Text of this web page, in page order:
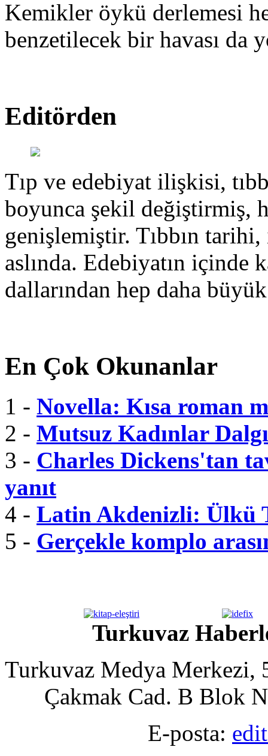
Kemikler öykü derlemesi
benzetilecek bir havası da
Editörden
Tıp ve edebiyat ilişkisi,
boyunca şekil değiştirmiş,
genişlemiştir. Tıbbın
aslında. Edebiyatın içinde
dallarından hep daha
En Çok Okunanlar
1 - Novella: Kısa roman
2 - Mutsuz Kadınlar
3 - Charles Dickens'tan
yanıt
4 - Latin Akdenizli: Ülkü
5 - Gerçekle komplo
Turkuvaz
Turkuvaz Medya Merkezi,
Çakmak Cad. B Blok
E-posta: